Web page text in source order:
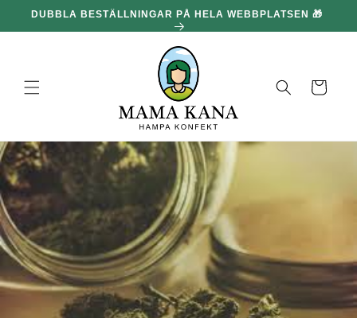
och gå
DUBBLA BESTÄLLNINGAR PÅ HELA WEBBPLATSEN 🎁
Korg